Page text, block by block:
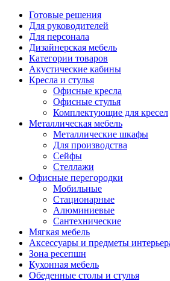
Готовые решения
Для руководителей
Для персонала
Дизайнерская мебель
Категории товаров
Акустические кабины
Кресла и стулья
Офисные кресла
Офисные стулья
Комплектующие для кресел
Металлическая мебель
Металлические шкафы
Для производства
Сейфы
Стеллажи
Офисные перегородки
Мобильные
Стационарные
Алюминиевые
Сантехнические
Мягкая мебель
Аксессуары и предметы
Зона ресепшн
Кухонная мебель
Обеденные столы и стулья